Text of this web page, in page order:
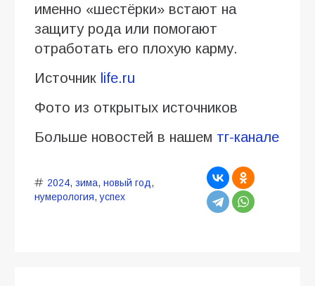
именно «шестёрки» встают на
защиту рода или помогают
отработать его плохую карму.
Источник life.ru
Фото из открытых источников
Больше новостей в нашем тг-канале
2024, зима, новый год,
нумерология,успех